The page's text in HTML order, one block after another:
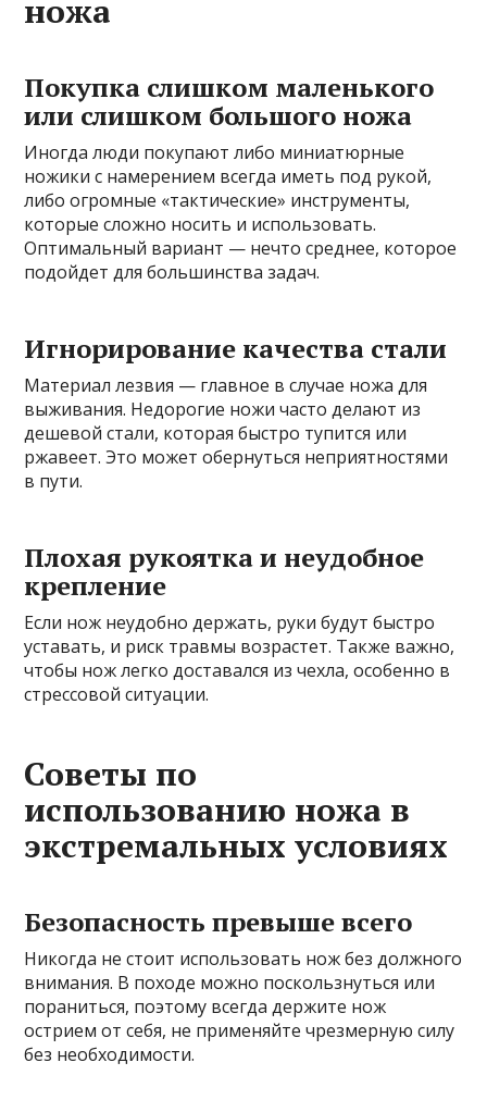
ножа
Покупка слишком маленького
или слишком большого ножа
Иногда люди покупают либо миниатюрные
ножики с намерением всегда иметь под рукой,
либо огромные «тактические» инструменты,
которые сложно носить и использовать.
Оптимальный вариант — нечто среднее, которое
подойдет для большинства задач.
Игнорирование качества стали
Материал лезвия — главное в случае ножа для
выживания. Недорогие ножи часто делают из
дешевой стали, которая быстро тупится или
ржавеет. Это может обернуться неприятностями
в пути.
Плохая рукоятка и неудобное
крепление
Если нож неудобно держать, руки будут быстро
уставать, и риск травмы возрастет. Также важно,
чтобы нож легко доставался из чехла, особенно в
стрессовой ситуации.
Советы по
использованию ножа в
экстремальных условиях
Безопасность превыше всего
Никогда не стоит использовать нож без должного
внимания. В походе можно поскользнуться или
пораниться, поэтому всегда держите нож
острием от себя, не применяйте чрезмерную силу
без необходимости.